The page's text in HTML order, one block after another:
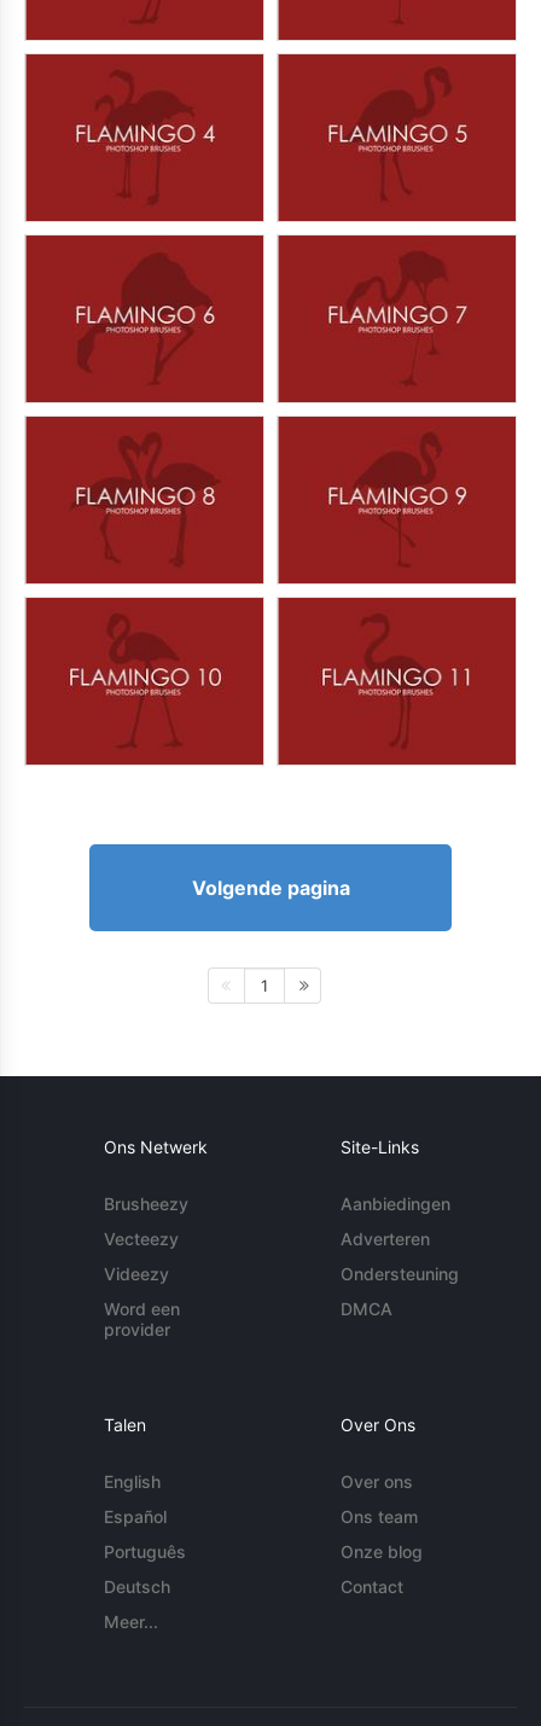
Volgende pagina
1
Ons Netwerk
Brusheezy
Vecteezy
Videezy
Word een
provider
Site-Links
Aanbiedingen
Adverteren
Ondersteuning
DMCA
Talen
English
Español
Português
Deutsch
Meer...
Over Ons
Over ons
Ons team
Onze blog
Contact